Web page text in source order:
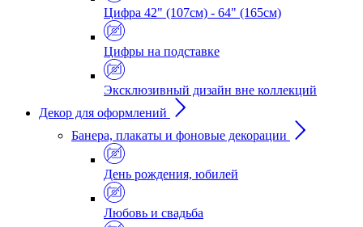
Цифра 42" (107см) - 64" (165см)
Цифры на подставке
Эксклюзивный дизайн вне коллекций
Декор для оформлений
Банера, плакаты и фоновые декорации
День рождения, юбилей
Любовь и свадьба